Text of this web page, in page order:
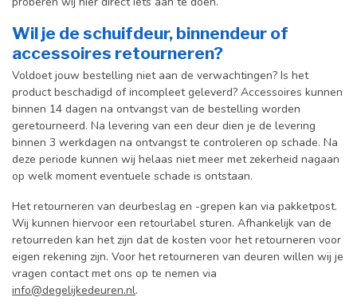
Wil je de schuifdeur, binnendeur of
accessoires retourneren?
Voldoet jouw bestelling niet aan de verwachtingen? Is het
product beschadigd of incompleet geleverd? Accessoires kunnen
binnen 14 dagen na ontvangst van de bestelling worden
geretourneerd. Na levering van een deur dien je de levering
binnen 3 werkdagen na ontvangst te controleren op schade. Na
deze periode kunnen wij helaas niet meer met zekerheid nagaan
op welk moment eventuele schade is ontstaan.
Het retourneren van deurbeslag en -grepen kan via pakketpost.
Wij kunnen hiervoor een retourlabel sturen. Afhankelijk van de
retourreden kan het zijn dat de kosten voor het retourneren voor
eigen rekening zijn. Voor het retourneren van deuren willen wij je
vragen contact met ons op te nemen via
info@degelijkedeuren.nl.